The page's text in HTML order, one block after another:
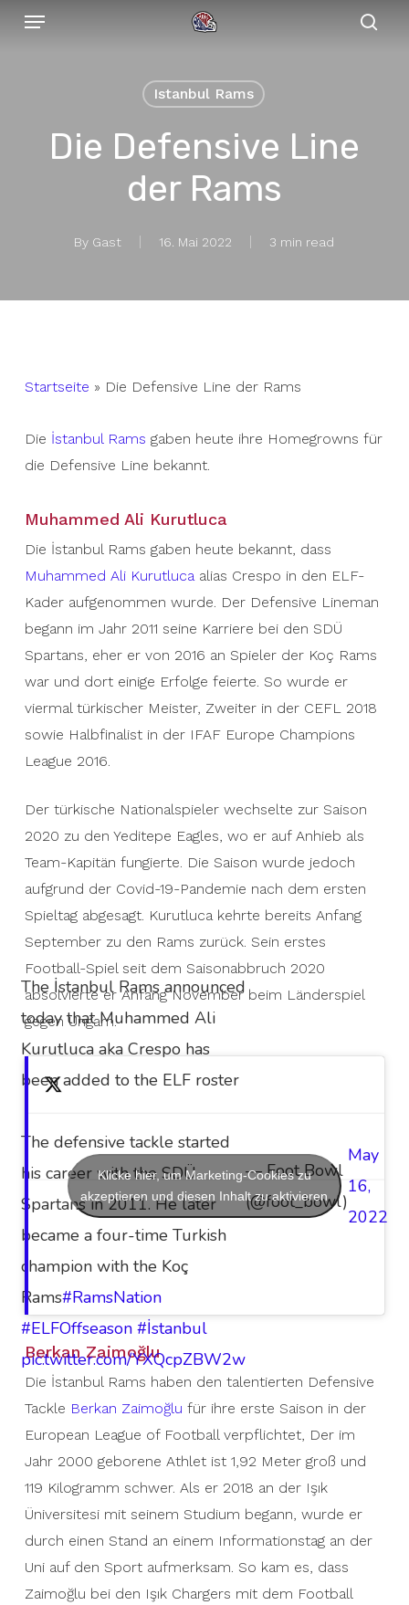
SkipMenu
Istanbul Rams
Die Defensive Line
der Rams
By Gast 16. Mai 2022 3 min read
Startseite » Die Defensive Line der Rams
Die İstanbul Rams gaben heute ihre Homegrowns für
die Defensive Line bekannt.
Muhammed Ali Kurutluca
Die İstanbul Rams gaben heute bekannt, dass
Muhammed Ali Kurutlucaalias Crespo in den ELF-
Kader aufgenommen wurde. Der Defensive Lineman
begann im Jahr 2011 seine Karriere bei den SDÜ
Spartans, eher er von 2016 an Spieler der Koç Rams
war und dort einige Erfolge feierte. So wurde er
viermal türkischer Meister, Zweiter in der CEFL 2018
sowie Halbfinalist in der IFAF Europe Champions
League 2016.
Der türkische Nationalspieler wechselte zur Saison
2020 zu den Yeditepe Eagles, wo er auf Anhieb als
Team-Kapitän fungierte. Die Saison wurde jedoch
aufgrund der Covid-19-Pandemie nach dem ersten
Spieltag abgesagt. Kurutluca kehrte bereits Anfang
September zu den Rams zurück. Sein erstes
Football-Spiel seit dem Saisonabbruch 2020
absolvierte er Anfang November beim Länderspiel
gegen Ungarn.
The İstanbul Rams announced
today that Muhammed Ali
Kurutluca aka Crespo has
been added to the ELF roster
The defensive tackle started
his career with the SDÜ
Spartans in 2011. He later
became a four-time Turkish
champion with the Koç
Rams#RamsNation
#ELFOffseason #İstanbul
pic.twitter.com/YXQcpZBW2w
— Foot Bowl
(@foot_bowl)
May
16,
2022
Klicke hier, um Marketing-Cookies zu
akzeptieren und diesen Inhalt zu aktivieren
Berkan Zaimoğlu
Die İstanbul Rams haben den talentierten Defensive
Tackle Berkan Zaimoğlu für ihre erste Saison in der
European League of Football verpflichtet, Der im
Jahr 2000 geborene Athlet ist 1,92 Meter groß und
119 Kilogramm schwer. Als er 2018 an der Işık
Üniversitesi mit seinem Studium begann, wurde er
durch einen Stand an einem Informationstag an der
Uni auf den Sport aufmerksam. So kam es, dass
Zaimoğlu bei den Işık Chargers mit dem Football